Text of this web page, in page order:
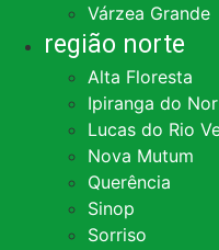
Várzea Grande
região norte
Alta Floresta
Ipiranga do
Lucas do Rio
Nova Mutum
Querência
Sinop
Sorriso